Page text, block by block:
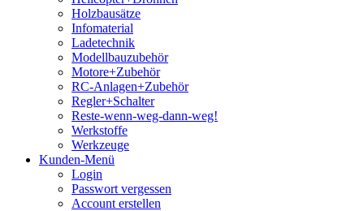
Holzbausätze
Infomaterial
Ladetechnik
Modellbauzubehör
Motore+Zubehör
RC-Anlagen+Zubehör
Regler+Schalter
Reste-wenn-weg-dann-weg!
Werkstoffe
Werkzeuge
Kunden-Menü
Login
Passwort vergessen
Account erstellen